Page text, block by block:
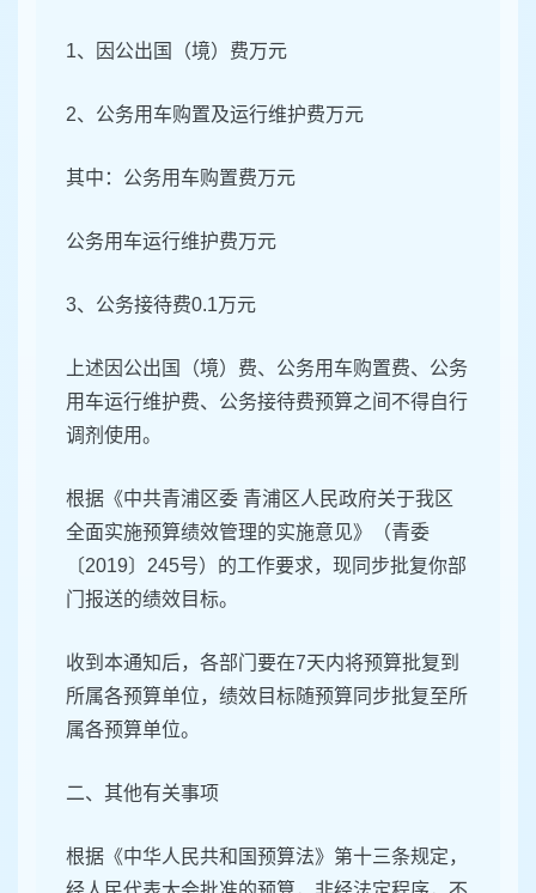
1、因公出国（境）费万元
2、公务用车购置及运行维护费万元
其中：公务用车购置费万元
公务用车运行维护费万元
3、公务接待费0.1万元
上述因公出国（境）费、公务用车购置费、公务
用车运行维护费、公务接待费预算之间不得自行
调剂使用。
根据《中共青浦区委 青浦区人民政府关于我区
全面实施预算绩效管理的实施意见》（青委
〔2019〕245号）的工作要求，现同步批复你部
门报送的绩效目标。
收到本通知后，各部门要在7天内将预算批复到
所属各预算单位，绩效目标随预算同步批复至所
属各预算单位。
二、其他有关事项
根据《中华人民共和国预算法》第十三条规定，